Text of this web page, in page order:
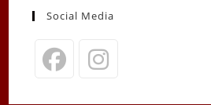
Social Media